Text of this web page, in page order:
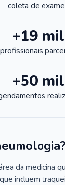
coleta de
+19 mil
profissionais
+50 mil
da medicina
incluem